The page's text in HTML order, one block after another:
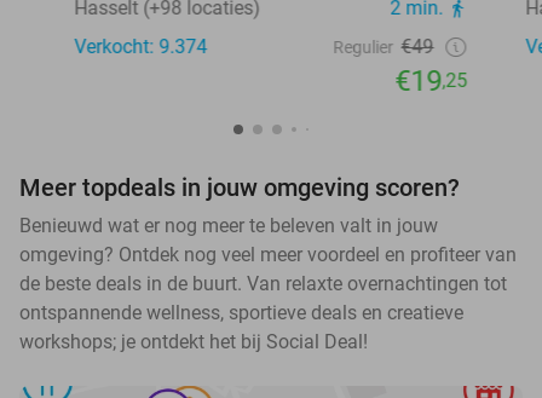
Hasselt (+98 locaties)
2 min.
Verkocht: 9.374
Regulier €49
€19,25
Meer topdeals in jouw omgeving scoren?
Benieuwd wat er nog meer te beleven valt in jouw
omgeving? Ontdek nog veel meer voordeel en profiteer van
de beste deals in de buurt. Van relaxte overnachtingen tot
ontspannende wellness, sportieve deals en creatieve
workshops; je ontdekt het bij Social Deal!